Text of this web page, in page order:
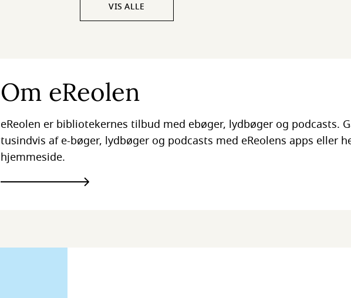
VIS ALLE
Om eReolen
eReolen er bibliotekernes tilbud med ebøger, lydbøger og podcasts.
tusindvis af e-bøger, lydbøger og podcasts med eReolens apps eller
hjemmeside.